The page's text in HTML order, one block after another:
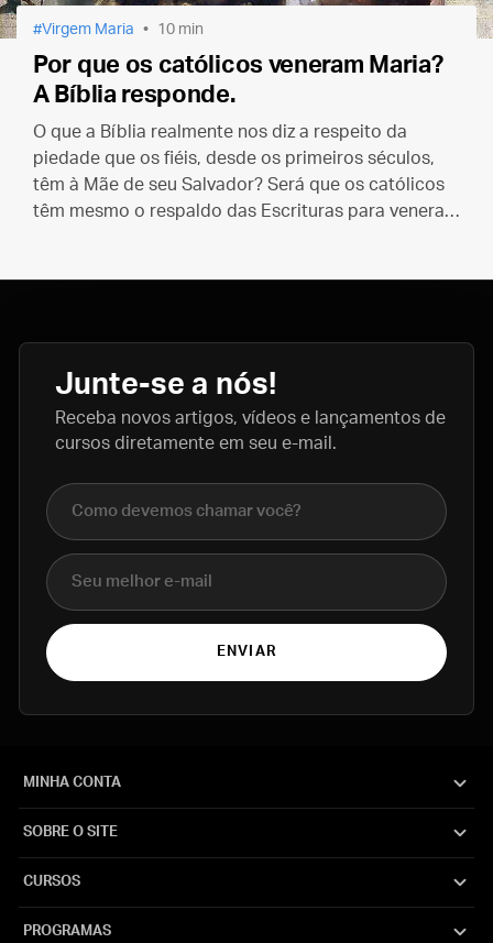
Virgem Maria 10 min
Por que os católicos veneram Maria?
A Bíblia responde.
O que a Bíblia realmente nos diz a respeito da
piedade que os fiéis, desde os primeiros séculos,
têm à Mãe de seu Salvador? Será que os católicos
têm mesmo o respaldo das Escrituras para venerar
Junte-se a nós!
Receba novos artigos, vídeos e lançamentos de
cursos diretamente em seu e-mail.
Nome completo
E-mail
ENVIAR
MINHA CONTA
SOBRE O SITE
CURSOS
PROGRAMAS